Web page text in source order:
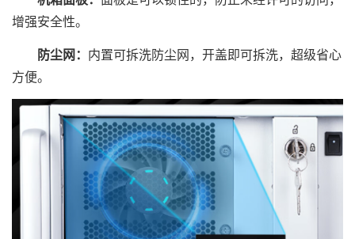
增强安全性。
防尘网： 内置可拆洗防尘网，开盖即可拆洗，超级省心
方便。